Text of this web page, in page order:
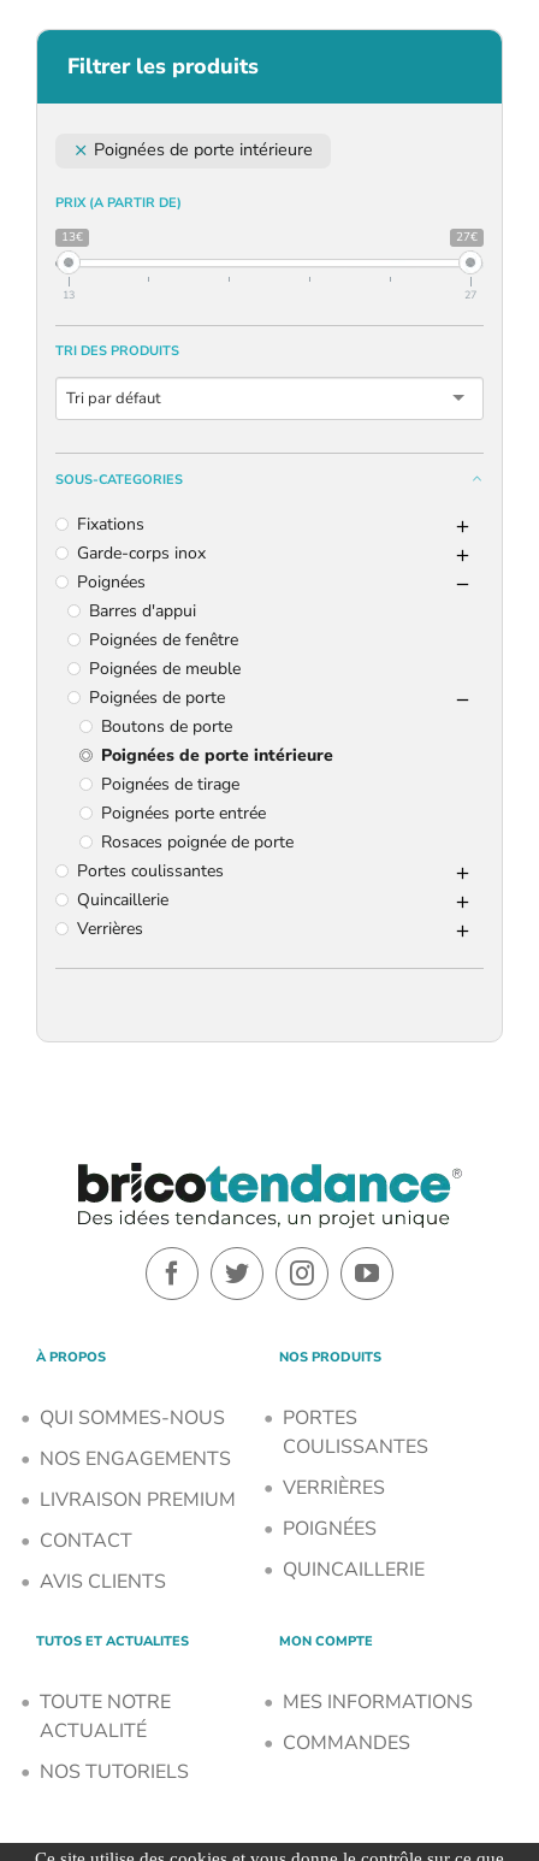
Filtrer les produits
Poignées de porte intérieure
PRIX (A PARTIR DE)
13€ 27€
13 27
TRI DES PRODUITS
Tri par défaut
SOUS-CATEGORIES
Fixations
Garde-corps inox
Poignées
Barres d'appui
Poignées de fenêtre
Poignées de meuble
Poignées de porte
Boutons de porte
Poignées de porte intérieure
Poignées de tirage
Poignées porte entrée
Rosaces poignée de porte
Portes coulissantes
Quincaillerie
Verrières
À PROPOS
QUI SOMMES-NOUS
NOS ENGAGEMENTS
LIVRAISON PREMIUM
CONTACT
AVIS CLIENTS
NOS PRODUITS
PORTES
COULISSANTES
VERRIÈRES
POIGNÉES
QUINCAILLERIE
TUTOS ET ACTUALITES
TOUTE NOTRE
ACTUALITÉ
NOS TUTORIELS
MON COMPTE
MES INFORMATIONS
COMMANDES